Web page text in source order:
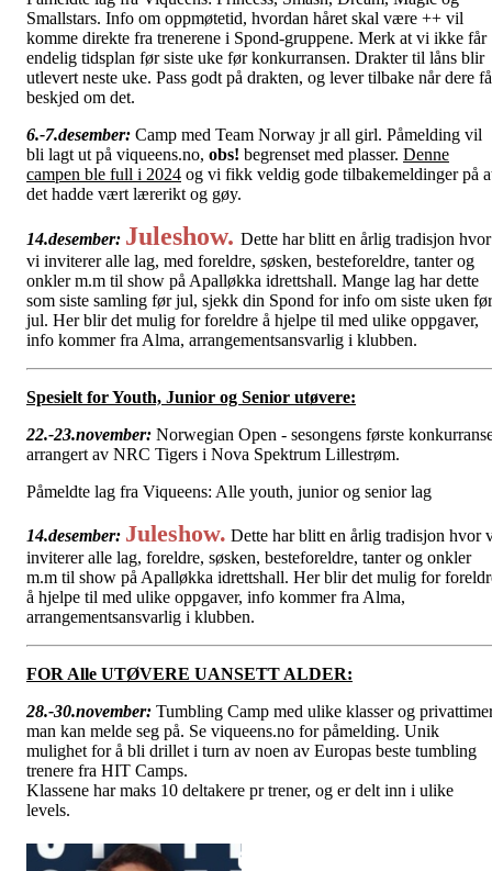
Smallstars. Info om oppmøtetid, hvordan håret skal være ++ vil
komme direkte fra trenerene i Spond-gruppene. Merk at vi ikke får
endelig tidsplan før siste uke før konkurransen. Drakter til låns blir
utlevert neste uke. Pass godt på drakten, og lever tilbake når dere
beskjed om det.
6.-7.desember: Camp med Team Norway jr all girl. Påmelding vil
bli lagt ut på viqueens.no, obs! begrenset med plasser. Denne
campen ble full i 2024 og vi fikk veldig gode tilbakemeldinger på
det hadde vært lærerikt og gøy.
14.desember: Juleshow. Dette har blitt en årlig tradisjon hvor
vi inviterer alle lag, med foreldre, søsken, besteforeldre, tanter og
onkler m.m til show på Apalløkka idrettshall. Mange lag har dette
som siste samling før jul, sjekk din Spond for info om siste uken før
jul. Her blir det mulig for foreldre å hjelpe til med ulike oppgaver,
info kommer fra Alma, arrangementsansvarlig i klubben.
Spesielt for Youth, Junior og Senior utøvere:
22.-23.november: Norwegian Open - sesongens første
arrangert av NRC Tigers i Nova Spektrum Lillestrøm.
Påmeldte lag fra Viqueens: Alle youth, junior og senior lag
14.desember: Juleshow. Dette har blitt en årlig tradisjon hvor
inviterer alle lag, foreldre, søsken, besteforeldre, tanter og onkler
m.m til show på Apalløkka idrettshall. Her blir det mulig for
å hjelpe til med ulike oppgaver, info kommer fra Alma,
arrangementsansvarlig i klubben.
FOR Alle UTØVERE UANSETT ALDER:
28.-30.november: Tumbling Camp med ulike klasser og
man kan melde seg på. Se viqueens.no for påmelding. Unik
mulighet for å bli drillet i turn av noen av Europas beste tumbling
trenere fra HIT Camps.
Klassene har maks 10 deltakere pr trener, og er delt inn i ulike
levels.